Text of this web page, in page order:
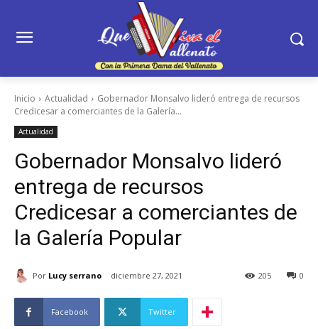
Inicio Actualidad
Gobernador Monsalvo lideró entrega de recursos
Credicesar a comerciantes de la Galería...
Actualidad
Gobernador Monsalvo lideró
entrega de recursos
Credicesar a comerciantes de
la Galería Popular
Por Lucy serrano diciembre 27, 2021 0
205
Facebook Twitter